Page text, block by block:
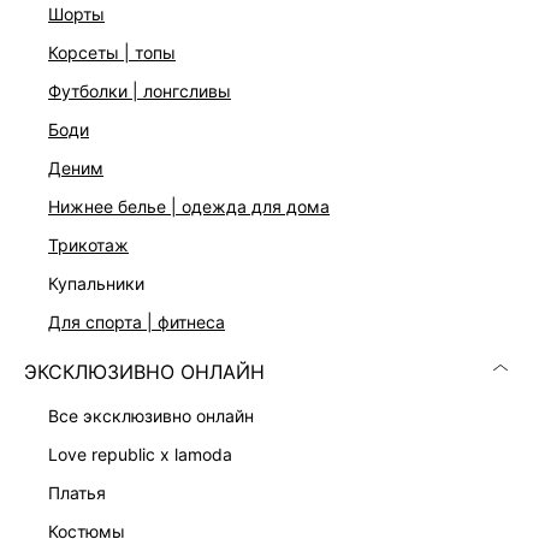
шорты
корсеты | топы
футболки | лонгсливы
боди
деним
нижнее белье | одежда для дома
трикотаж
купальники
для спорта | фитнеса
ЭКСКЛЮЗИВНО ОНЛАЙН
все эксклюзивно онлайн
love republic x lamoda
платья
костюмы
Регулируемые ремешки
Скрытая
Цвет: пыльно-розовый
На модели размер 44. Крой модели соответствует
стандартному размеру
Подробные условия доставки и возврата